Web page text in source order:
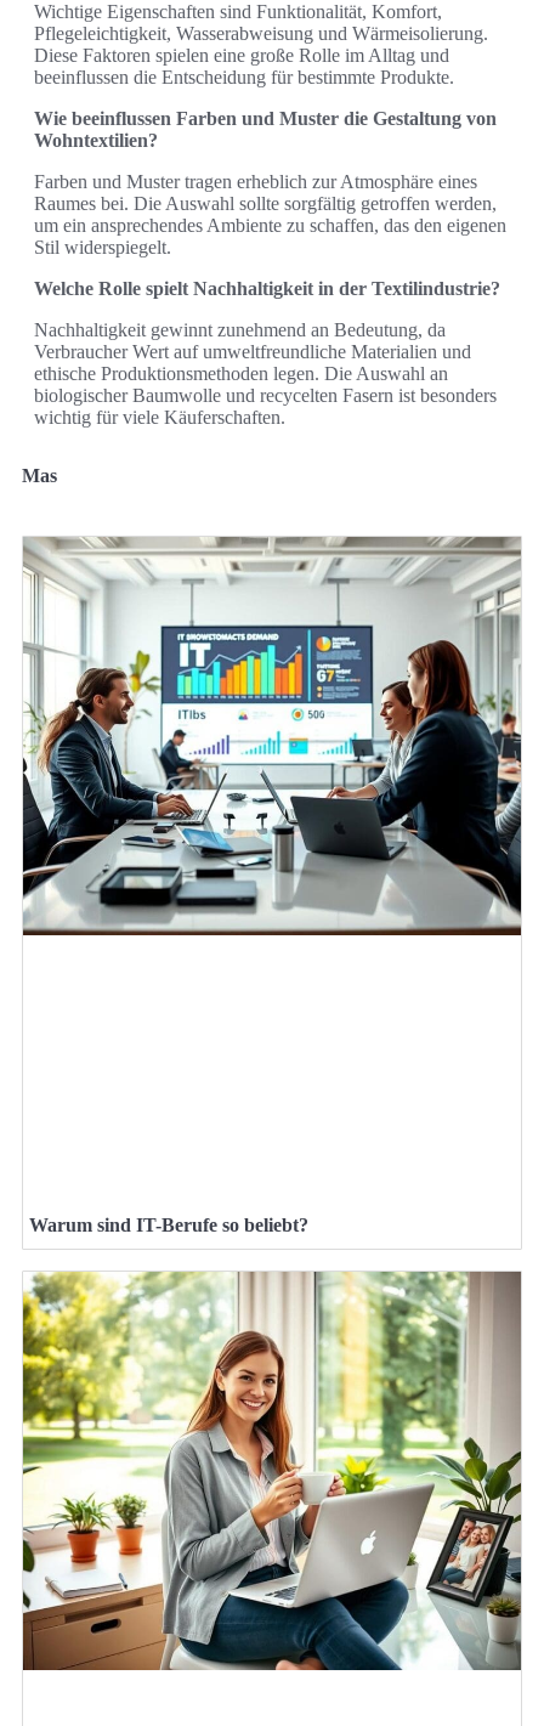
Wichtige Eigenschaften sind Funktionalität, Komfort,
Pflegeleichtigkeit, Wasserabweisung und Wärmeisolierung.
Diese Faktoren spielen eine große Rolle im Alltag und
beeinflussen die Entscheidung für bestimmte Produkte.
Wie beeinflussen Farben und Muster die Gestaltung von
Wohntextilien?
Farben und Muster tragen erheblich zur Atmosphäre eines
Raumes bei. Die Auswahl sollte sorgfältig getroffen werden,
um ein ansprechendes Ambiente zu schaffen, das den eigenen
Stil widerspiegelt.
Welche Rolle spielt Nachhaltigkeit in der Textilindustrie?
Nachhaltigkeit gewinnt zunehmend an Bedeutung, da
Verbraucher Wert auf umweltfreundliche Materialien und
ethische Produktionsmethoden legen. Die Auswahl an
biologischer Baumwolle und recycelten Fasern ist besonders
wichtig für viele Käuferschaften.
Mas
Warum sind IT-Berufe so beliebt?